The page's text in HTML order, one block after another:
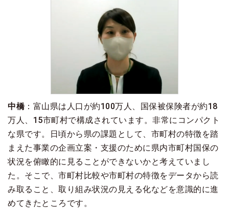
中橋：富山県は人口が約100万人、国保被保険者が約18
万人、15市町村で構成されています。非常にコンパクト
な県です。日頃から県の課題として、市町村の特徴を踏
まえた事業の企画立案・支援のために県内市町村国保の
状況を俯瞰的に見ることができないかと考えていまし
た。そこで、市町村比較や市町村の特徴をデータから読
み取ること、取り組み状況の見える化などを意識的に進
めてきたところです。